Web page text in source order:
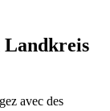
Landkreis
avec des